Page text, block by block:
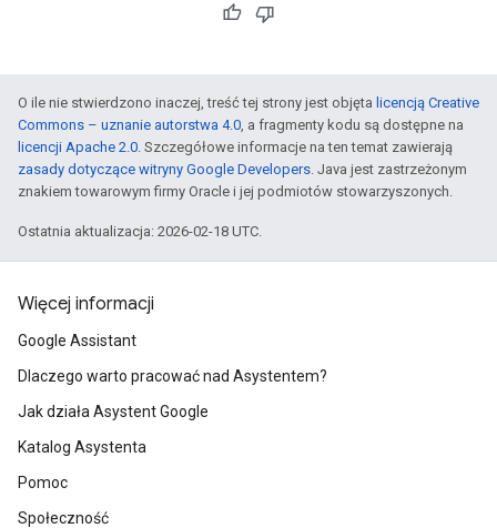
O ile nie stwierdzono inaczej, treść tej strony jest objęta licencją Creative
Commons – uznanie autorstwa 4.0 , a fragmenty kodu są dostępne na
licencji Apache 2.0 . Szczegółowe informacje na ten temat zawierają
zasady dotyczące witryny Google Developers . Java jest zastrzeżonym
znakiem towarowym firmy Oracle i jej podmiotów stowarzyszonych.
Ostatnia aktualizacja: 2026-02-18 UTC.
Więcej informacji
Google Assistant
Dlaczego warto pracować nad Asystentem?
Jak działa Asystent Google
Katalog Asystenta
Pomoc
Społeczność